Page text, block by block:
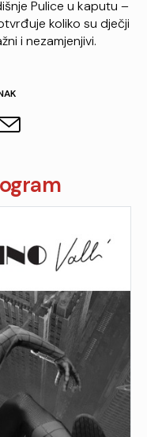
Pulice u kaputu –
koliko su dječji
i nezamjenjivi.